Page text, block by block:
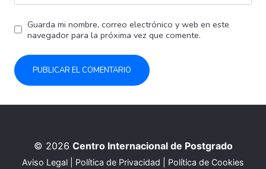
Guarda mi nombre, correo electrónico y web en este
navegador para la próxima vez que comente.
© 2026 Centro Internacional de Postgrado
Aviso Legal Política de Privacidad Política de Cookies